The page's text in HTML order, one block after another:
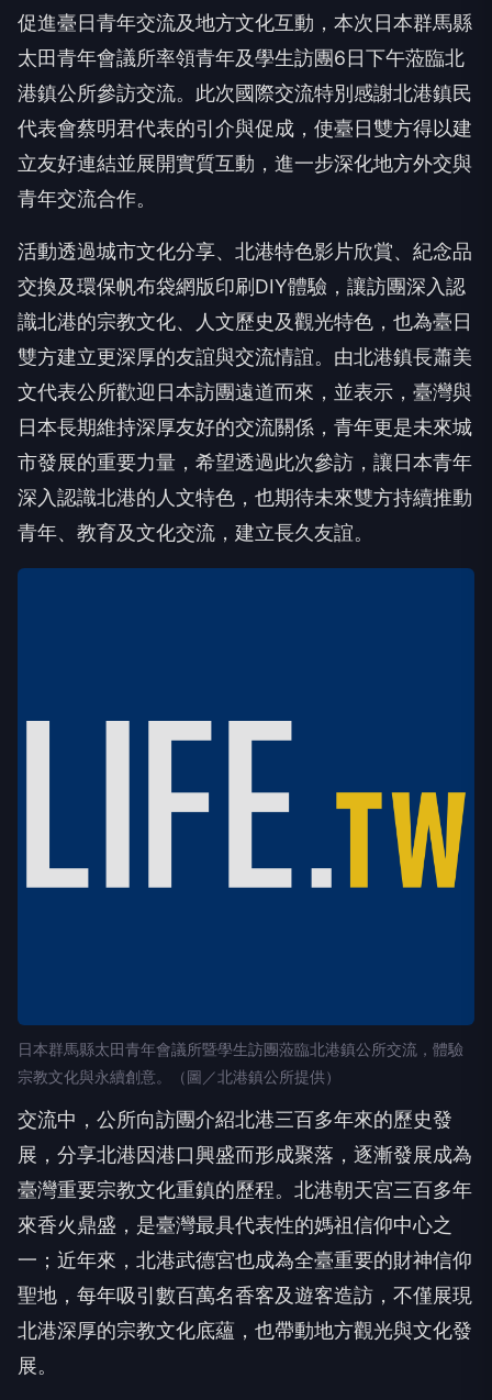
促進臺日青年交流及地方文化互動，本次日本群馬縣
太田青年會議所率領青年及學生訪團6日下午蒞臨北
港鎮公所參訪交流。此次國際交流特別感謝北港鎮民
代表會蔡明君代表的引介與促成，使臺日雙方得以建
立友好連結並展開實質互動，進一步深化地方外交與
青年交流合作。
活動透過城市文化分享、北港特色影片欣賞、紀念品
交換及環保帆布袋網版印刷DIY體驗，讓訪團深入認
識北港的宗教文化、人文歷史及觀光特色，也為臺日
雙方建立更深厚的友誼與交流情誼。由北港鎮長蕭美
文代表公所歡迎日本訪團遠道而來，並表示，臺灣與
日本長期維持深厚友好的交流關係，青年更是未來城
市發展的重要力量，希望透過此次參訪，讓日本青年
深入認識北港的人文特色，也期待未來雙方持續推動
青年、教育及文化交流，建立長久友誼。
日本群馬縣太田青年會議所暨學生訪團蒞臨北港鎮公所交流，體驗
宗教文化與永續創意。（圖／北港鎮公所提供）
交流中，公所向訪團介紹北港三百多年來的歷史發
展，分享北港因港口興盛而形成聚落，逐漸發展成為
臺灣重要宗教文化重鎮的歷程。北港朝天宮三百多年
來香火鼎盛，是臺灣最具代表性的媽祖信仰中心之
一；近年來，北港武德宮也成為全臺重要的財神信仰
聖地，每年吸引數百萬名香客及遊客造訪，不僅展現
北港深厚的宗教文化底蘊，也帶動地方觀光與文化發
展。